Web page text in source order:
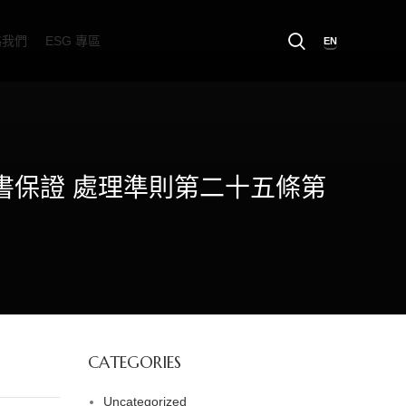
們 ESG 專區 EN
保證 處理準則第二十五條第
CATEGORIES
Uncategorized